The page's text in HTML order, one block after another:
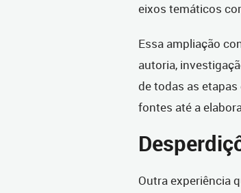
eixos temáticos
Essa ampliação
autoria,
de todas as
fontes até a
Outra experiência